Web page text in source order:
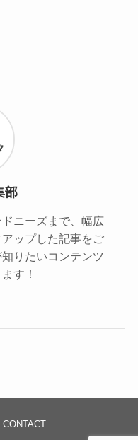
部
ニーズまで、幅広
ップした記事をご
りたいコンテンツ
す！
CONTACT